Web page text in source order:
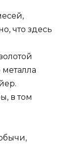
что здесь
в том